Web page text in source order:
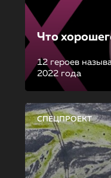
Что
12 героев
2022 года
СПЕЦПРОЕКТ